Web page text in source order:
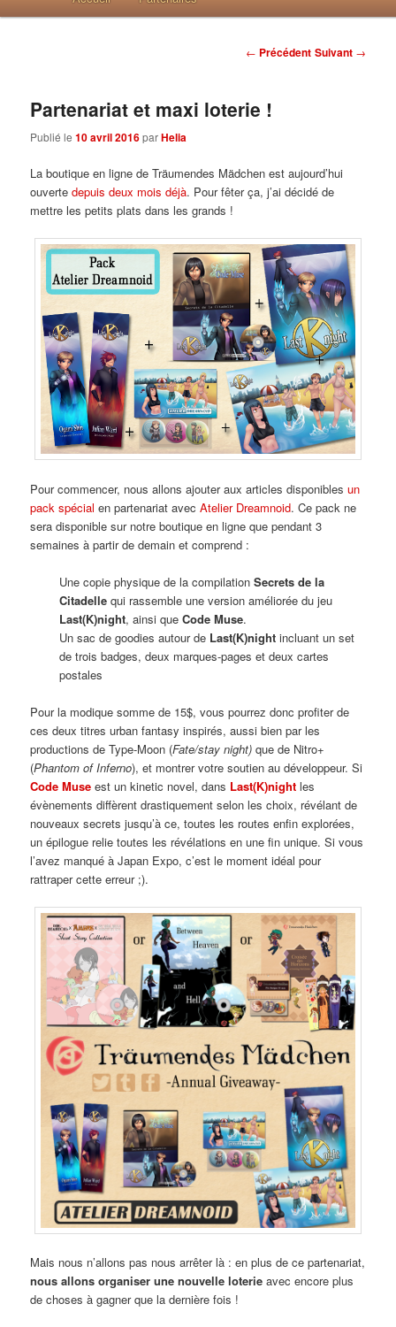
Post navigation
← Précédent Suivant →
Partenariat et maxi loterie !
Publié le10 avril 2016parHelia
La boutique en ligne de Träumendes Mädchen est aujourd’hui
ouvertedepuis deux mois déjà. Pour fêter ça, j’ai décidé de
mettre les petits plats dans les grands !
Pour commencer, nous allons ajouter aux articles disponiblesun
pack spécial en partenariat avecAtelier Dreamnoid. Ce pack ne
sera disponible sur notre boutique en ligne que pendant 3
semaines à partir de demain et comprend :
Une copie physique de la compilation Secrets de la
Citadellequi rassemble une version améliorée du jeu
Last(K)night, ainsi que Code Muse.
Un sac de goodies autour de Last(K)nightincluant un set
de trois badges, deux marques-pages et deux cartes
postales
Pour la modique somme de 15$, vous pourrez donc profiter de
ces deux titres urban fantasy inspirés, aussi bien par les
productions de Type-Moon (Fate/stay night) que de Nitro+
(Phantom of Inferno), et montrer votre soutien au développeur. Si
Code Muse est un kinetic novel, dans Last(K)night les
évènements diffèrent drastiquement selon les choix, révélant de
nouveaux secrets jusqu’à ce, toutes les routes enfin explorées,
un épilogue relie toutes les révélations en une fin unique. Si vous
l’avez manqué à Japan Expo, c’est le moment idéal pour
rattraper cette erreur ;).
Mais nous n’allons pas nous arrêter là : en plus de ce partenariat,
nous allons organiser une nouvelle loterie avec encore plus
de choses à gagner que la dernière fois !